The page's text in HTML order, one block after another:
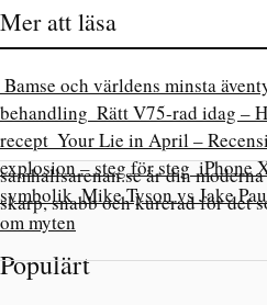
Mer att läsa
Bamse och världens minsta
behandling Rätt V75-rad idag –
recept Your Lie in April –
explosion – steg för steg iPhone
symbolik Mike Tyson vs Jake
om myten
samhallsarenan.se är din
skarp, snabb och kurerad för det
Populärt